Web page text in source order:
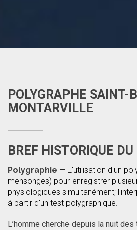
POLYGRAPHE SAINT-
MONTARVILLE
BREF HISTORIQUE DU
Polygraphie — L'utilisation d'un
mensonges) pour enregistrer
physiologiques simultanément;
à partir d'un test polygraphique.
L’homme cherche depuis la nuit